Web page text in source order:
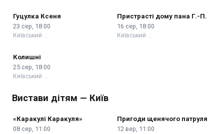
Гуцулка Ксеня
23 сер, 18:00
Київський …
Пристрасті дому пана Г.-П.
16 сер, 18:00
Київський …
Колишні
25 сер, 18:00
Київський …
Вистави дітям — Київ
«Каракулі Каракуля»
08 сер, 11:00
Пригоди щенячого патруля
12 вер, 11:00